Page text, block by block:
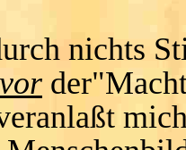
nichts
vor